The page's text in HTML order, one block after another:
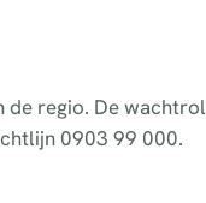
de regio. De wachtrol
0903 99 000.